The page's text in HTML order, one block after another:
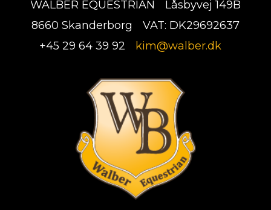
WALBER EQUESTRIAN
Låsbyvej 149B
8660 Skanderborg
VAT: DK29692637
+45 29 64 39 92
kim@walber.dk